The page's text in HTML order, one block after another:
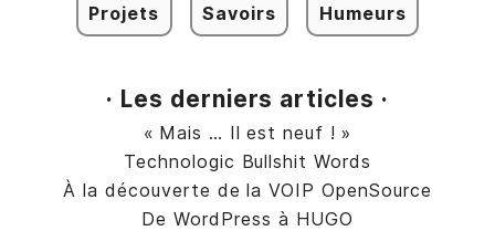
Projets Savoirs Humeurs
· Les derniers articles ·
« Mais … Il est neuf ! »
Technologic Bullshit Words
À la découverte de la VOIP OpenSource
De WordPress à HUGO